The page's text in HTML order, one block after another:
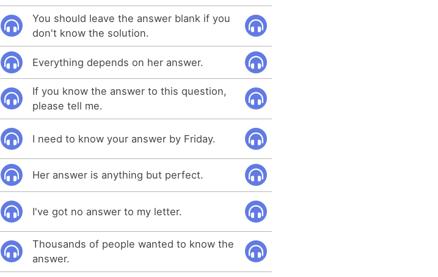
You should leave the answer blank if you
don't know the solution.
Everything depends on her answer.
If you know the answer to this question,
please tell me.
I need to know your answer by Friday.
Her answer is anything but perfect.
I've got no answer to my letter.
Thousands of people wanted to know the
answer.